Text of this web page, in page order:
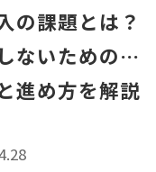
の解決策と進め方
の課題とは？
ないための解
進め方を解説